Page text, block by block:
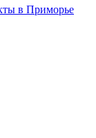
в Приморье